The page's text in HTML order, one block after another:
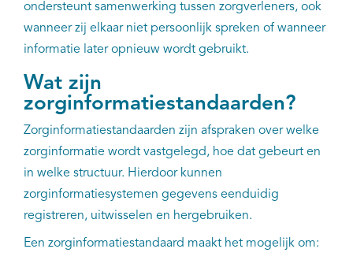
ondersteunt samenwerking tussen zorgverleners, ook
wanneer zij elkaar niet persoonlijk spreken of wanneer
informatie later opnieuw wordt gebruikt.
Wat zijn
zorginformatiestandaarden?
Zorginformatiestandaarden zijn afspraken over welke
zorginformatie wordt vastgelegd, hoe dat gebeurt en
in welke structuur. Hierdoor kunnen
zorginformatiesystemen gegevens eenduidig
registreren, uitwisselen en hergebruiken.
Een zorginformatiestandaard maakt het mogelijk om: